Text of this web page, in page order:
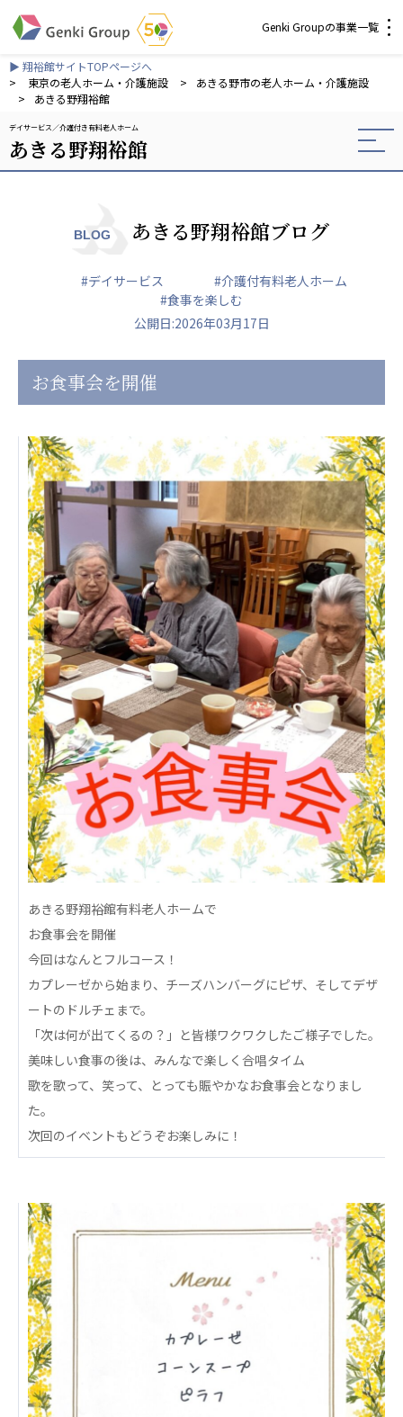
Genki Groupの事業一覧
介護・福祉
社会福祉法人 元気村グループ
社会福祉法人元気村
社会福祉法人長寿の森
株式会社 サンガジャパン
株式会社Genkiリレーションズ
一般社団法人 日本高齢者福祉協会
株式会社 爽やかな風沖縄
爽やかな風 中部エリア
爽やかな風 那覇エリア
株式会社 鷹揚館
鷹揚館
社会福祉法人 共生会
特別養護老人ホーム 共生の家
株式会社 アジアメデカ元気事業団
アジアメデカ元気事業団
株式会社 爽やかな風九州
爽やかな風九州
株式会社 七星
七星
社会福祉法人 福ふく
福ふく
株式会社 せきれい
せきれい
社会福祉法人 心の会
心の会
医療（共に生きる仲間達）
医療法人社団 美翔会
聖心美容クリニック
S-Labo（渋谷院）
医療法人社団 デンタルケアコミュニティ
フォレストデンタルクリニック
医療法人 共生会
松園病院介護医療院
松園第二病院
複合ケアセンターまつぞの
医療法人社団 鴻愛会
こうのす共生病院
こうのすナーシングホーム共生園
あげお共生の家
医療法人 京都翔医会
西京都病院
西京都クリニック
洛桂の郷
桂寿の郷
訪問看護ステーション秋桜
上桂の郷
▶ 翔裕館サイトTOPページへ
>
東京の老人ホーム・介護施設 >
あきる野市の老人ホーム・介護施設
>
あきる野翔裕館
デイサービス 介護付き有料老人ホーム
あきる野翔裕館
BLOG あきる野翔裕館ブログ
#デイサービス
#介護付有料老人ホーム
#食事を楽しむ
公開日:2026年03月17日
お食事会を開催
あきる野翔裕館有料老人ホームで
お食事会を開催
今回はなんとフルコース！
カプレーゼから始まり、チーズハンバーグにピザ、そしてデザ
ートのドルチェまで。
「次は何が出てくるの？」と皆様ワクワクしたご様子でした。
美味しい食事の後は、みんなで楽しく合唱タイム
歌を歌って、笑って、とっても賑やかなお食事会となりまし
た。
次回のイベントもどうぞお楽しみに！